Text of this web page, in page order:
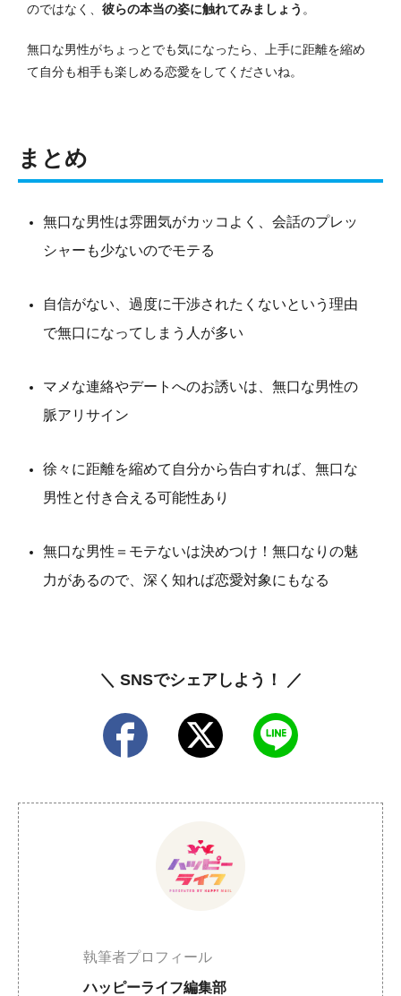
のではなく、 彼らの本当の姿に触れてみましょう 。
無口な男性がちょっとでも気になったら、上手に距離を縮め
て自分も相手も楽しめる恋愛をしてくださいね。
まとめ
無口な男性は雰囲気がカッコよく、会話のプレッ
シャーも少ないのでモテる
自信がない、過度に干渉されたくないという理由
で無口になってしまう人が多い
マメな連絡やデートへのお誘いは、無口な男性の
脈アリサイン
徐々に距離を縮めて自分から告白すれば、無口な
男性と付き合える可能性あり
無口な男性＝モテないは決めつけ！無口なりの魅
力があるので、深く知れば恋愛対象にもなる
＼ SNSでシェアしよう！ ／
執筆者プロフィール
ハッピーライフ編集部